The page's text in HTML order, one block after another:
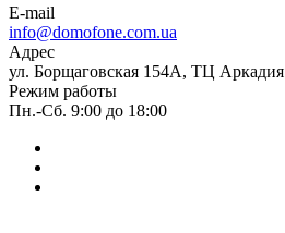
E-mail
info@domofone.com.ua
Адрес
ул. Борщаговская 154А, ТЦ Аркадия
Режим работы
Пн.-Сб. 9:00 до 18:00